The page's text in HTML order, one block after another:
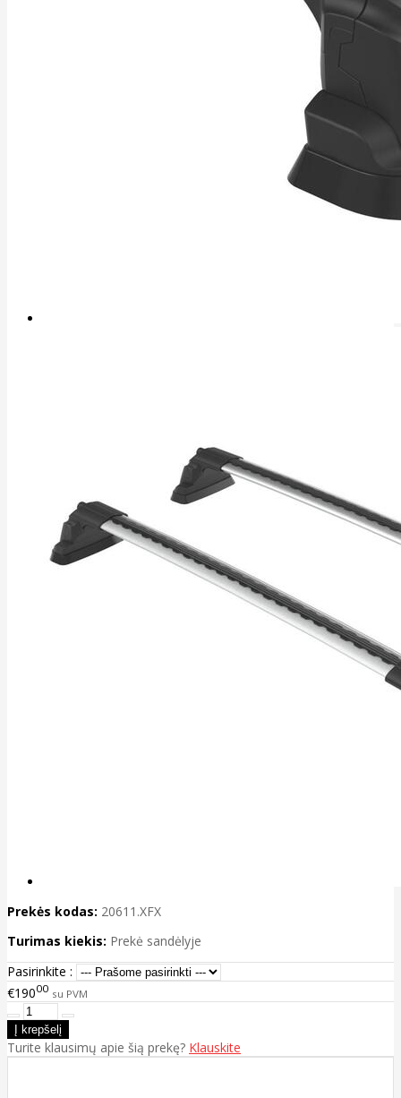
Prekės kodas: 20611.XFX
Turimas kiekis: Prekė sandėlyje
Pasirinkite :
€19000 su PVM
Turite klausimų apie šią prekę? Klauskite